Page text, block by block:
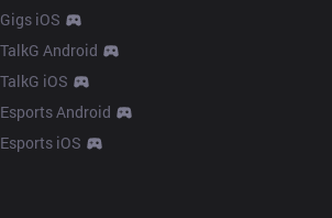
Gigs iOS
TalkG Android
TalkG iOS
Esports Android
Esports iOS